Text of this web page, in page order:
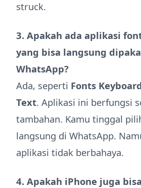
struck.
3. Apakah ada aplikasi
yang bisa langsung
WhatsApp?
Ada, seperti Fonts
Text. Aplikasi ini berfungsi
tambahan. Kamu tinggal
langsung di WhatsApp.
aplikasi tidak berbahaya.
4. Apakah iPhone juga